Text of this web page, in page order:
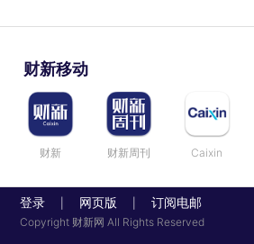
财新移动
财新 财新周刊 Caixin
登录 网页版 订阅电邮
Copyright 财新网 All Rights Reserved